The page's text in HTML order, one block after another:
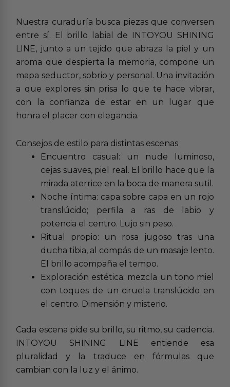
Nuestra curaduría busca piezas que conversen
entre sí. El brillo labial de INTOYOU SHINING
LINE, junto a un tejido que abraza la piel y un
aroma que despierta la memoria, compone un
mapa seductor, sobrio y personal. Una invitación
a que explores sin prisa lo que te hace vibrar,
con la confianza de estar en un lugar que
honra el placer con elegancia.
Consejos de estilo para distintas escenas
Encuentro casual: un nude luminoso,
cejas suaves, piel real. El brillo hace que la
mirada aterrice en la boca de manera sutil.
Noche íntima: capa sobre capa en un rojo
translúcido; perfila a ras de labio y
potencia el centro. Lujo sin peso.
Ritual propio: un rosa jugoso tras una
ducha tibia, al compás de un masaje lento.
El brillo acompaña el tempo.
Exploración estética: mezcla un tono miel
con toques de un ciruela translúcido en
el centro. Dimensión y misterio.
Cada escena pide su brillo, su ritmo, su cadencia.
INTOYOU SHINING LINE entiende esa
pluralidad y la traduce en fórmulas que
cambian con la luz y el ánimo.